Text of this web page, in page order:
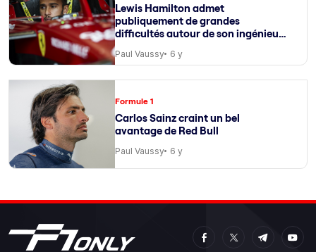
Lewis Hamilton admet
publiquement de grandes
difficultés autour de son ingénieur
Paul Vaussy 6 y
Formule 1
Carlos Sainz craint un bel
avantage de Red Bull
Paul Vaussy 6 y